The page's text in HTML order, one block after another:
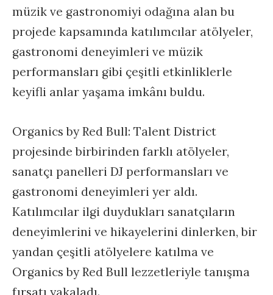
müzik ve gastronomiyi odağına alan bu
projede kapsamında katılımcılar atölyeler,
gastronomi deneyimleri ve müzik
performansları gibi çeşitli etkinliklerle
keyifli anlar yaşama imkânı buldu.
Organics by Red Bull: Talent District
projesinde birbirinden farklı atölyeler,
sanatçı panelleri DJ performansları ve
gastronomi deneyimleri yer aldı.
Katılımcılar ilgi duydukları sanatçıların
deneyimlerini ve hikayelerini dinlerken, bir
yandan çeşitli atölyelere katılma ve
Organics by Red Bull lezzetleriyle tanışma